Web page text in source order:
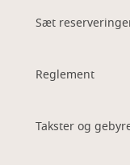
Sæt
Reglement
Takster og